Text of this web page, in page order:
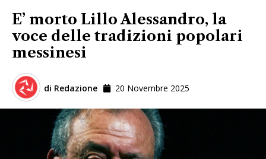
E’ morto Lillo Alessandro, la
voce delle tradizioni popolari
messinesi
di Redazione 20 Novembre 2025